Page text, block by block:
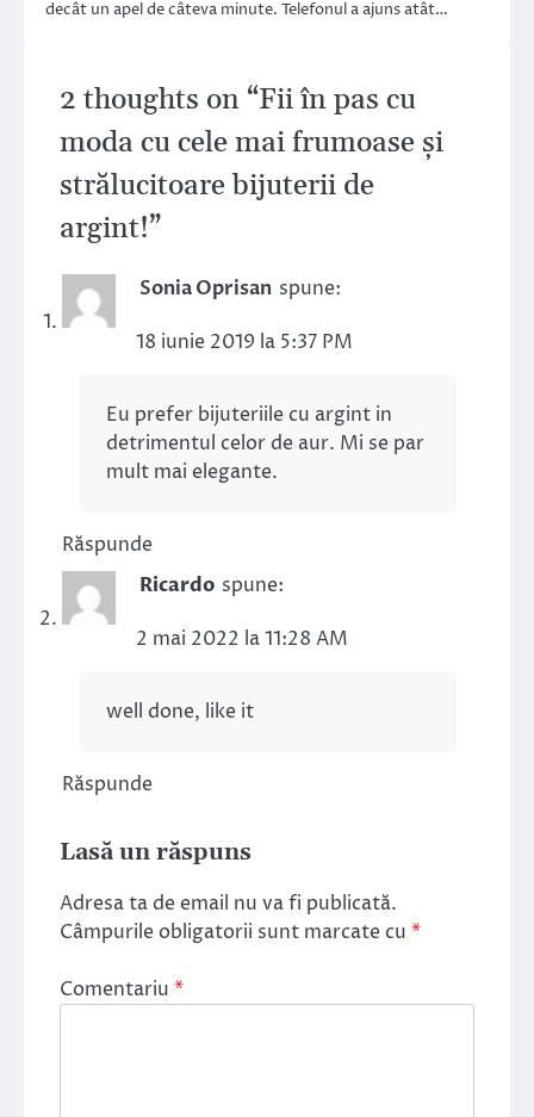
decât un apel de câteva minute. Telefonul a ajuns atât…
2 thoughts on “Fii în pas cu
moda cu cele mai frumoase și
strălucitoare bijuterii de
argint!”
Sonia Oprisan spune:
18 iunie 2019 la 5:37 PM
Eu prefer bijuteriile cu argint in
detrimentul celor de aur. Mi se par
mult mai elegante.
Răspunde
Ricardo spune:
2 mai 2022 la 11:28 AM
well done, like it
Răspunde
Lasă un răspuns
Adresa ta de email nu va fi publicată.
Câmpurile obligatorii sunt marcate cu *
Comentariu *